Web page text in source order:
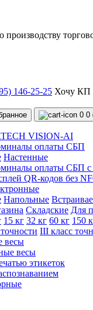
производству
146-25-25 Хочу КП
0 0
VISION-AI
оплаты СБП
Настенные
оплаты СБП с
QR-кодов без
Напольные
Складские Для
15 кг 32 кг 60 кг 150
III класс
весы
весы
этикеток